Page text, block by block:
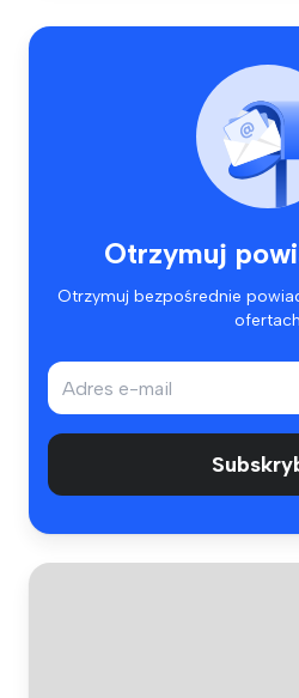
Otrzymuj
Otrzymuj bezpośrednie
ofertach